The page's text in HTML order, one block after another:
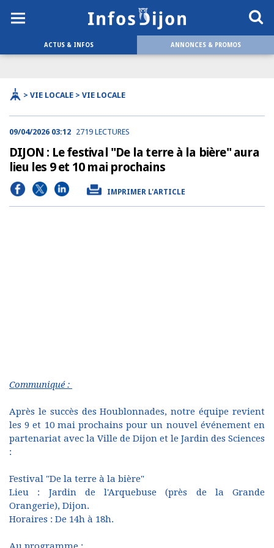
ACTUS & INFOS ANNONCES & PROMOS
> VIE LOCALE > VIE LOCALE
09/04/2026 03:12 2719 LECTURES
DIJON : Le festival "De la terre à la bière" aura
lieu les 9 et 10 mai prochains
IMPRIMER L'ARTICLE
Communiqué :
Après le succès des Houblonnades, notre équipe revient
les 9 et 10 mai prochains pour un nouvel événement en
partenariat avec la Ville de Dijon et le Jardin des Sciences
:
Festival "De la terre à la bière"
Lieu : Jardin de l'Arquebuse (près de la Grande
Orangerie), Dijon.
Horaires : De 14h à 18h.